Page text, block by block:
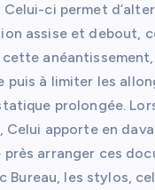
ci permet
assise et debout,
puis à limiter les
prolongée.
Celui apporte en
arranger ces
Bureau, les stylos,